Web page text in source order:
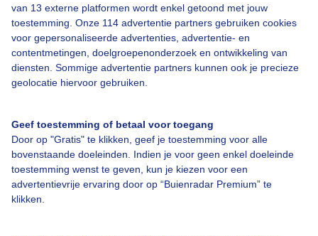
van 13 externe platformen wordt enkel getoond met jouw
toestemming. Onze 114 advertentie partners gebruiken cookies
voor gepersonaliseerde advertenties, advertentie- en
contentmetingen, doelgroepenonderzoek en ontwikkeling van
diensten. Sommige advertentie partners kunnen ook je precieze
geolocatie hiervoor gebruiken.
Geef toestemming of betaal voor toegang
Door op "Gratis" te klikken, geef je toestemming voor alle
bovenstaande doeleinden. Indien je voor geen enkel doeleinde
toestemming wenst te geven, kun je kiezen voor een
advertentievrije ervaring door op “Buienradar Premium” te
klikken.
Over Buienradar
Bedrijfsgegevens
Veelgestelde vragen
Contact
Toegankelijkheid